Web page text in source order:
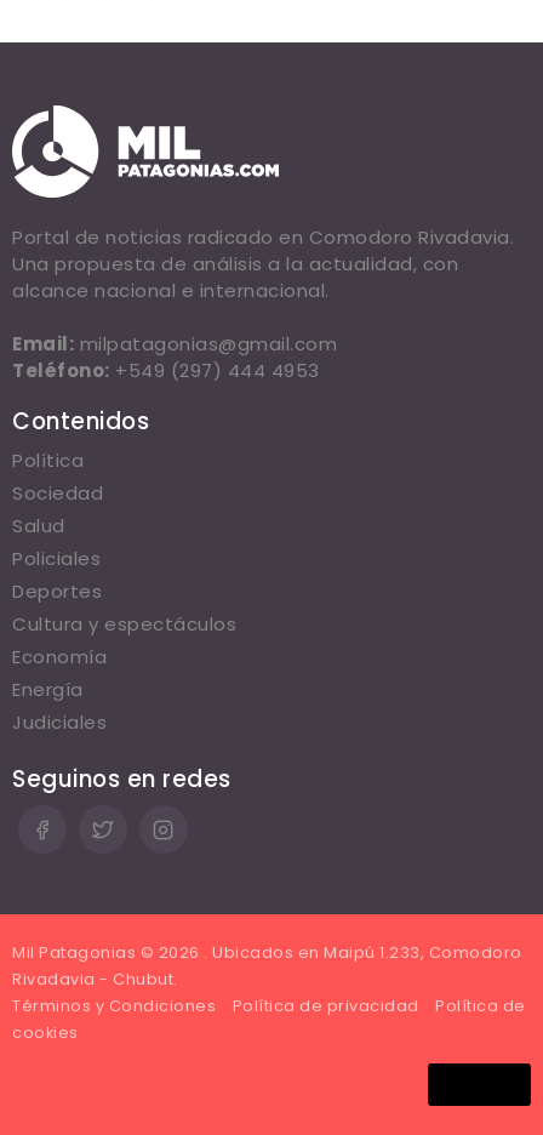
Portal de noticias radicado en Comodoro Rivadavia.
Una propuesta de análisis a la actualidad, con
alcance nacional e internacional.
Email: milpatagonias@gmail.com
Teléfono: +549 (297) 444 4953
Contenidos
Política
Sociedad
Salud
Policiales
Deportes
Cultura y espectáculos
Economía
Energía
Judiciales
Seguinos en redes
Mil Patagonias © 2026 . Ubicados en Maipú 1.233, Comodoro
Rivadavia - Chubut.
Términos y Condiciones
Política de privacidad
Política de
cookies